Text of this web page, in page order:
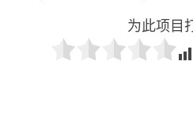
为此项目